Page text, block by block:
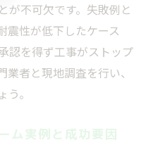
が不可欠です。失敗例と
震性が低下したケース
認を得ず工事がストップ
者と現地調査を行い、
。
ム実例と成功要因